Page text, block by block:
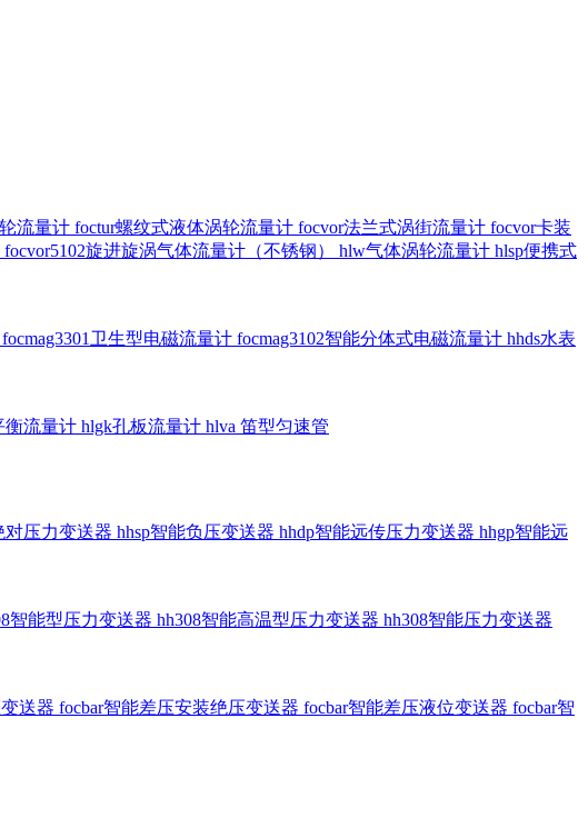
流量计 foctur螺纹式液体涡轮流量计 focvor法兰式涡街流量计 focvor卡装
focvor5102旋进旋涡气体流量计（不锈钢） hlw气体涡轮流量计 hlsp便携式
focmag3301卫生型电磁流量计 focmag3102智能分体式电磁流量计 hhds水表
衡流量计 hlgk孔板流量计 hlva 笛型匀速管
对压力变送器 hhsp智能负压变送器 hhdp智能远传压力变送器 hhgp智能远
智能型压力变送器 hh308智能高温型压力变送器 hh308智能压力变送器
送器 focbar智能差压安装绝压变送器 focbar智能差压液位变送器 focbar智